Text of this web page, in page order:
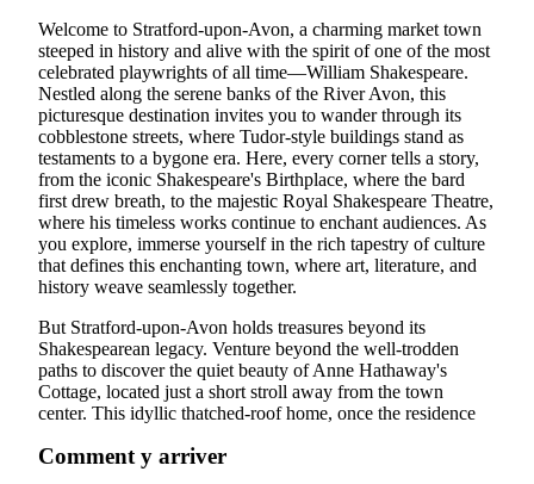
Welcome to Stratford-upon-Avon, a charming market town
steeped in history and alive with the spirit of one of the most
celebrated playwrights of all time—William Shakespeare.
Nestled along the serene banks of the River Avon, this
picturesque destination invites you to wander through its
cobblestone streets, where Tudor-style buildings stand as
testaments to a bygone era. Here, every corner tells a story,
from the iconic Shakespeare's Birthplace, where the bard
first drew breath, to the majestic Royal Shakespeare Theatre,
where his timeless works continue to enchant audiences. As
you explore, immerse yourself in the rich tapestry of culture
that defines this enchanting town, where art, literature, and
history weave seamlessly together.
But Stratford-upon-Avon holds treasures beyond its
Shakespearean legacy. Venture beyond the well-trodden
paths to discover the quiet beauty of Anne Hathaway's
Cottage, located just a short stroll away from the town
center. This idyllic thatched-roof home, once the residence
Comment y arriver